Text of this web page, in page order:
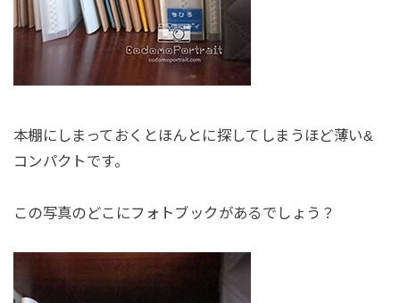
本棚にしまっておくとほんとに探してしまうほど薄い&
コンパクトです。
この写真のどこにフォトブックがあるでしょう？